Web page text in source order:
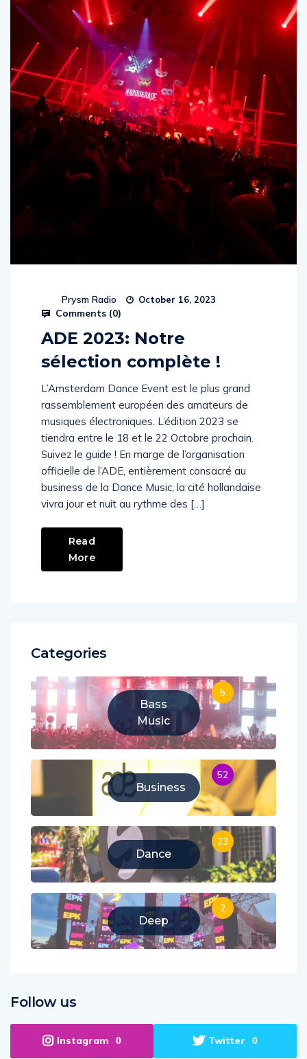
Prysm Radio
ADE 2023: Notre
sélection complète !
L’Amsterdam Dance Event est le plus grand
rassemblement européen des amateurs de
musiques électroniques. L’édition 2023 se
tiendra entre le 18 et le 22 Octobre prochain.
Suivez le guide ! En marge de l’organisation
officielle de l’ADE, entièrement consacré au
business de la Dance Music, la cité hollandaise
Read
More
Bass
Music
5
Business
52
Dance
23
Deep
2
0 0